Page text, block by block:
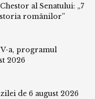
al Senatului: „7
românilor”
a, programul
2026
de 6 august 2026